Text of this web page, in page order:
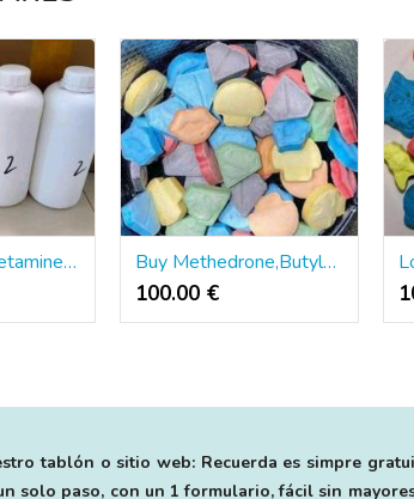
Buy Adderall,Ketamine,2CB,MDMA,ADHD Online. Whatsapp: +237682890280 Buy Methedrone,Butylone,Oxycodone,GBL,GHB for sale::WhatsApp :+1(479)335-9634
100.00 €
tablón o sitio web: Recuerda es simpre
solo paso, con un 1 formulario, fácil sin